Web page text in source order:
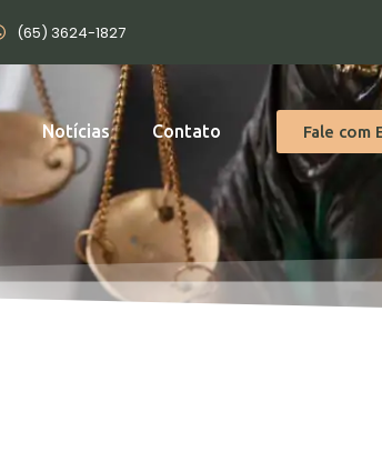
(65) 3624-1827
Notícias Contato Fale com